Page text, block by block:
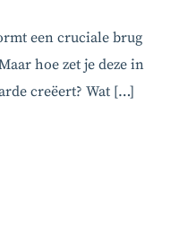
een cruciale brug
hoe zet je deze in
creëert? Wat […]